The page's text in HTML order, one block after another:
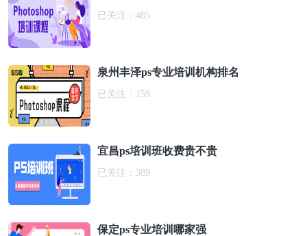
已关注： 485
泉州丰泽ps专业培训机构排名
已关注： 159
宜昌ps培训班收费贵不贵
已关注： 389
保定ps专业培训哪家强